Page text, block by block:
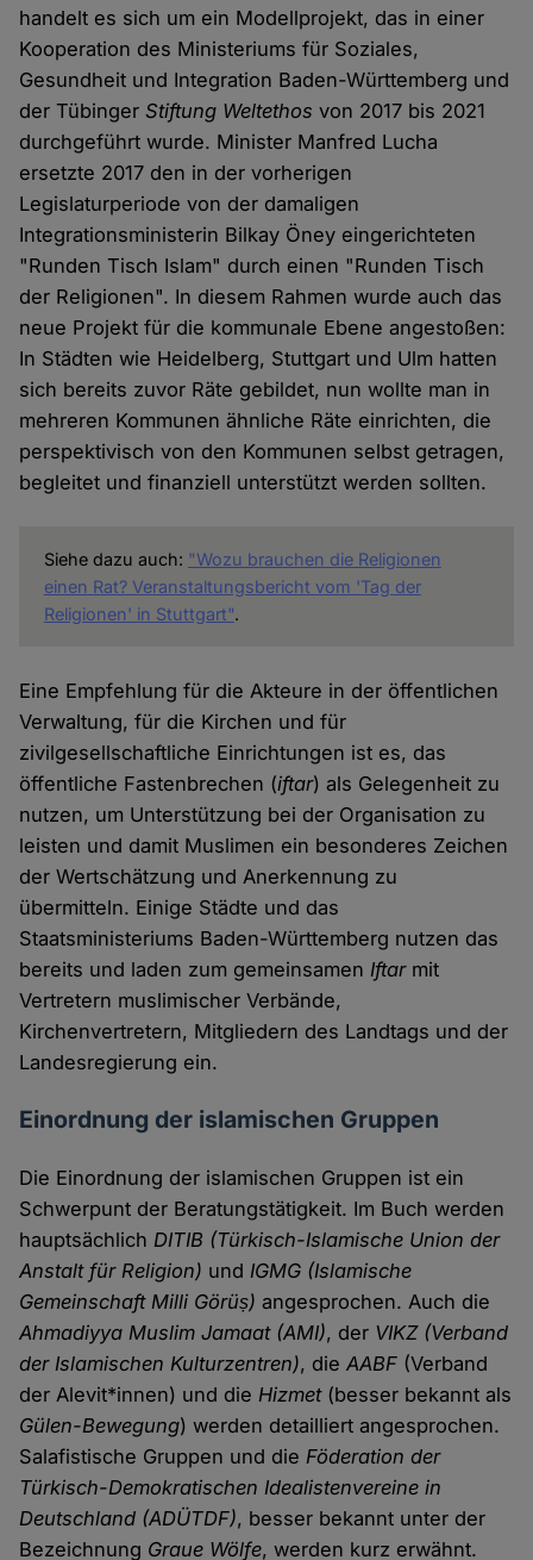
handelt es sich um ein Modellprojekt, das in einer
Kooperation des Ministeriums für Soziales,
Gesundheit und Integration Baden-Württemberg und
der TübingerStiftung Weltethos von 2017 bis 2021
durchgeführt wurde. Minister Manfred Lucha
ersetzte 2017 den in der vorherigen
Legislaturperiode von der damaligen
Integrationsministerin Bilkay Öney eingerichteten
"Runden Tisch Islam" durch einen "Runden Tisch
der Religionen". In diesem Rahmen wurde auch das
neue Projekt für die kommunale Ebene angestoßen:
In Städten wie Heidelberg, Stuttgart und Ulm hatten
sich bereits zuvor Räte gebildet, nun wollte man in
mehreren Kommunen ähnliche Räte einrichten, die
perspektivisch von den Kommunen selbst getragen,
begleitet und finanziell unterstützt werden sollten.
Siehe dazu auch: "Wozu brauchen die Religionen
einen Rat? Veranstaltungsbericht vom 'Tag der
Religionen' in Stuttgart".
Eine Empfehlung für die Akteure in der öffentlichen
Verwaltung, für die Kirchen und für
zivilgesellschaftliche Einrichtungen ist es, das
öffentliche Fastenbrechen (iftar) als Gelegenheit zu
nutzen, um Unterstützung bei der Organisation zu
leisten und damit Muslimen ein besonderes Zeichen
der Wertschätzung und Anerkennung zu
übermitteln. Einige Städte und das
Staatsministeriums Baden-Württemberg nutzen das
bereits und laden zum gemeinsamen Iftarmit
Vertretern muslimischer Verbände,
Kirchenvertretern, Mitgliedern des Landtags und der
Landesregierung ein.
Einordnung der islamischen Gruppen
Die Einordnung der islamischen Gruppen ist ein
Schwerpunt der Beratungstätigkeit. Im Buch werden
hauptsächlich DITIB (Türkisch-Islamische Union der
Anstalt für Religion) und IGMG (Islamische
Gemeinschaft Milli Görüș)angesprochen. Auch die
Ahmadiyya Muslim Jamaat (AMI), der VIKZ (Verband
der Islamischen Kulturzentren), dieAABF (Verband
der Alevit*innen) und die Hizmet(besser bekannt als
Gülen-Bewegung) werden detailliert angesprochen.
Salafistische Gruppen und die Föderation der
Türkisch-Demokratischen Idealistenvereine in
Deutschland (ADÜTDF), besser bekannt unter der
Bezeichnung Graue Wölfe, werden kurz erwähnt.